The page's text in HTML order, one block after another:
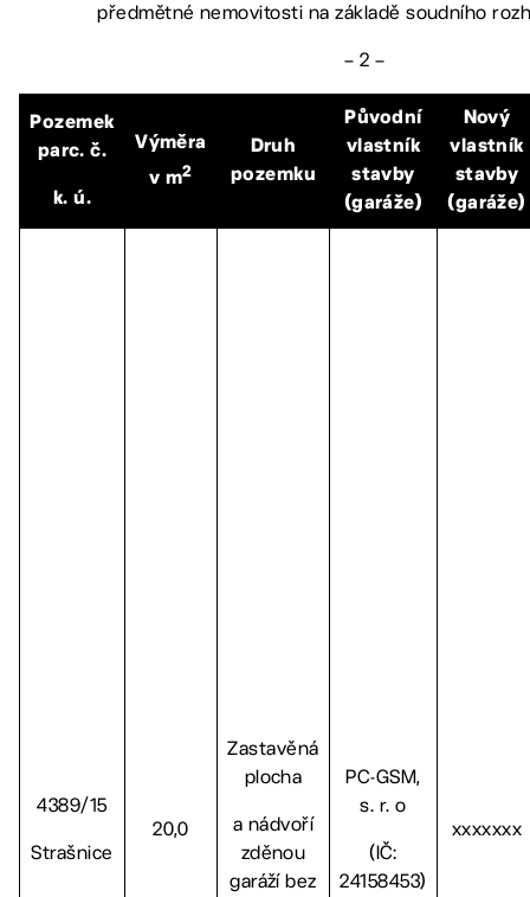
předmětné nemovitosti na základě soudního
– 2 –
Pozemek
parc. č.
k. ú.
Výměra
v m2
Druh
pozemku
Původní
vlastník
stavby
(garáže)
Nový
vlastník
stavby
(garáže)
4389/15
Strašnice
20,0
Zastavěná
plocha
a nádvoří
zděnou
garáží bez
PC-GSM,
s. r. o
(IČ:
24158453)
xxxxxxx